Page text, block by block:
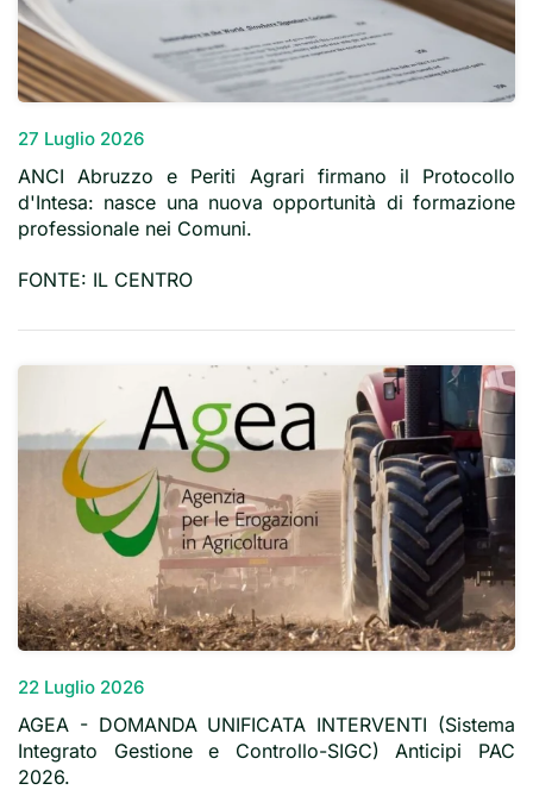
27 Luglio 2026
ANCI Abruzzo e Periti Agrari firmano il Protocollo
d'Intesa: nasce una nuova opportunità di formazione
professionale nei Comuni.
FONTE: IL CENTRO
22 Luglio 2026
AGEA - DOMANDA UNIFICATA INTERVENTI (Sistema
Integrato Gestione e Controllo-SIGC) Anticipi PAC
2026.